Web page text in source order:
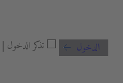
تذكر الدخول | الدخول